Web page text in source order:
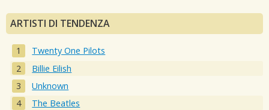
ARTISTI DI TENDENZA
Twenty One Pilots
Billie Eilish
Unknown
The Beatles